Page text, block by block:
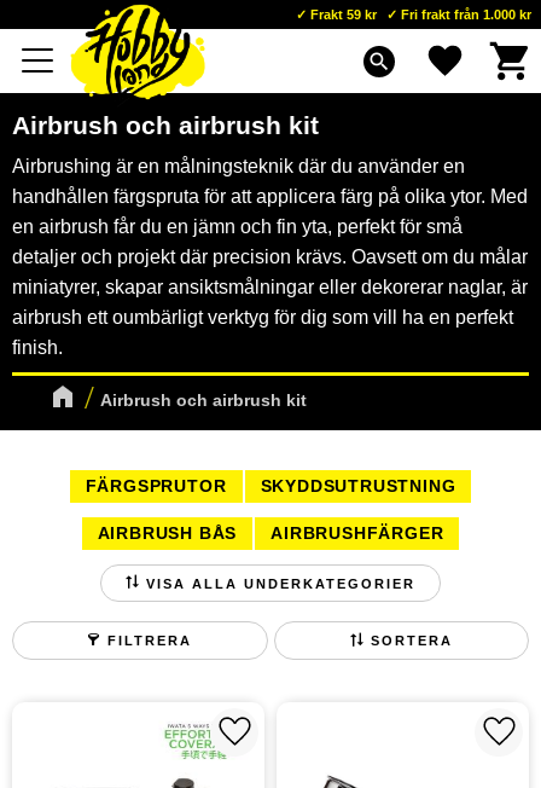
Meny
Frakt 59 kr Fri frakt från 1.000 kr
search Favoriter
Airbrush och airbrush kit
Airbrush och airbrush kit
Airbrushing är en målningsteknik där du använder en
handhållen färgspruta för att applicera färg på olika ytor. Med
en airbrush får du en jämn och fin yta, perfekt för små
detaljer och projekt där precision krävs. Oavsett om du målar
miniatyrer, skapar ansiktsmålningar eller dekorerar naglar, är
airbrush ett oumbärligt verktyg för dig som vill ha en perfekt
finish.
FÄRGSPRUTOR SKYDDSUTRUSTNING
AIRBRUSH BÅS AIRBRUSHFÄRGER
KOMPRESSORER TILL AIRBRUSH
AIRBRUSHMALLAR AIRBRUSHRENGÖRING
VISA ALLA UNDERKATEGORIER
FILTRERA SORTERA
Lägg till i favoriter